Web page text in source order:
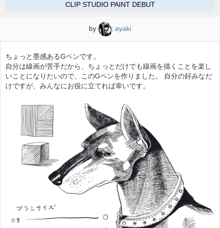
CLIP STUDIO PAINT DEBUT
by ayaki
ちょっと墨感あるGペンです。
自分は線画が苦手だから、ちょっとだけでも線画を描くことを楽し
いことになりたいので、このGペンを作りました。 自分の好みなだ
けですが、みんなにお役に立てれば幸いです。